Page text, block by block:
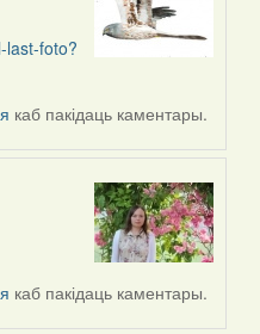
last-foto?
каб пакідаць каментары.
каб пакідаць каментары.